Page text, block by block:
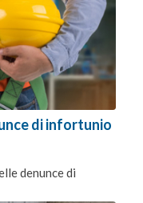
di infortunio
denunce di